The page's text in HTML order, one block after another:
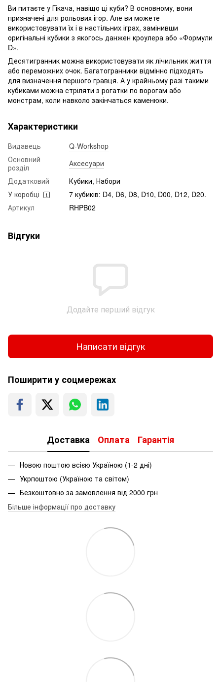
Ви питаєте у Гікача, навіщо ці куби? В основному, вони
призначені для рольових ігор. Але ви можете
використовувати їх і в настільних іграх, замінивши
оригінальні кубики з якогось данжен кроулера або «Формули
D».
Десятигранник можна використовувати як лічильник життя
або переможних очок. Багатогранники відмінно підходять
для визначення першого гравця. А у крайньому разі такими
кубиками можна стріляти з рогатки по ворогам або
монстрам, коли навколо закінчаться каменюки.
Характеристики
Видавець
Q-Workshop
Основний
розділ
Аксесуари
Додатковий
Кубики, Набори
У коробці
7 кубиків: D4, D6, D8, D10, D00, D12, D20.
Артикул
RHPB02
Відгуки
Додайте перший відгук
Написати відгук
Поширити у соцмережах
Доставка Оплата Гарантія
Новою поштою всією Україною (1-2 дні)
Укрпоштою (Україною та світом)
Безкоштовно за замовлення від 2000 грн
Більше інформації про доставку